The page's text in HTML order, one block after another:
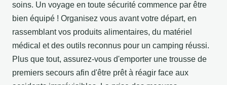
soins. Un voyage en toute sécurité commence par être
bien équipé ! Organisez vous avant votre départ, en
rassemblant vos produits alimentaires, du matériel
médical et des outils reconnus pour un camping réussi.
Plus que tout, assurez-vous d'emporter une trousse de
premiers secours afin d'être prêt à réagir face aux